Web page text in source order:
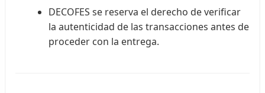
DECOFES se reserva el derecho de verificar
la autenticidad de las transacciones antes de
proceder con la entrega.